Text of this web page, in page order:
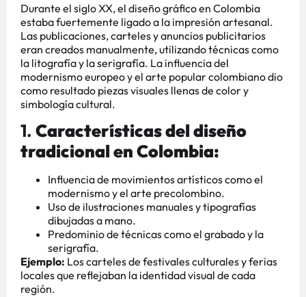
Durante el siglo XX, el diseño gráfico en Colombia
estaba fuertemente ligado a la impresión artesanal.
Las publicaciones, carteles y anuncios publicitarios
eran creados manualmente, utilizando técnicas como
la litografía y la serigrafía. La influencia del
modernismo europeo y el arte popular colombiano dio
como resultado piezas visuales llenas de color y
simbología cultural.
1. Características del diseño
tradicional en Colombia:
Influencia de movimientos artísticos como el
modernismo y el arte precolombino.
Uso de ilustraciones manuales y tipografías
dibujadas a mano.
Predominio de técnicas como el grabado y la
serigrafía.
Ejemplo: Los carteles de festivales culturales y ferias
locales que reflejaban la identidad visual de cada
región.